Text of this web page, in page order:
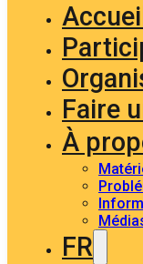
Accueil
Faire
À
FR